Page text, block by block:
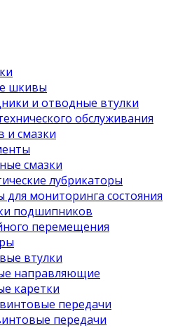
шкивы
и отводные втулки
обслуживания
и смазки
смазки
лубрикаторы
для мониторинга состояния
подшипников
перемещения
втулки
направляющие
каретки
передачи
передачи